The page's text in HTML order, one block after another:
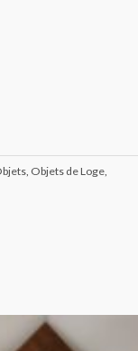
, Objets de Loge,